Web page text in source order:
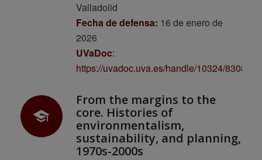
Valladolid
Fecha de defensa: 16 de enero de
2026
UVaDoc:
https://uvadoc.uva.es/handle/10324/83086
From the margins to the
core. Histories of
environmentalism,
sustainability, and planning,
1970s-2000s